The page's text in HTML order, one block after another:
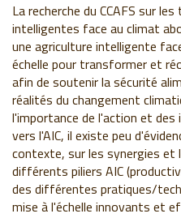
La recherche du CCAFS sur
intelligentes face au climat
une agriculture intelligente
échelle pour transformer et
afin de soutenir la sécurité
réalités du changement
l'importance de l'action et
vers l'AIC, il existe peu
contexte, sur les synergies
différents piliers AIC
des différentes pratiques/
mise à l'échelle innovants et